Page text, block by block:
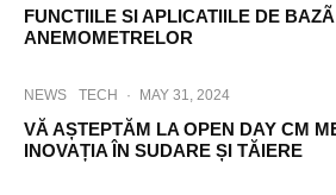
FUNCTIILE SI APLICATIILE DE
ANEMOMETRELOR
NEWS TECH · MAY 31, 2024
VĂ AȘTEPTĂM LA OPEN DAY CM
INOVAȚIA ÎN SUDARE ȘI TĂIERE